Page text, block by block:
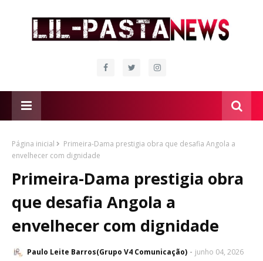
Página inicial
Primeira-Dama prestigia obra que desafia Angola a
envelhecer com dignidade
Primeira-Dama prestigia obra
que desafia Angola a
envelhecer com dignidade
Paulo Leite Barros(Grupo V4 Comunicação) junho 04, 2026